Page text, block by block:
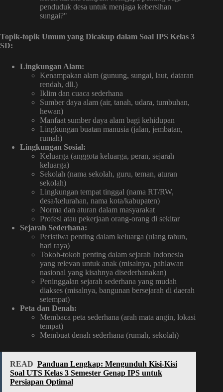
penduduk desa untuk menjaga kebersihan
sungai?"
Topik-topik Umum yang Dicakup dalam Soal IPS Kelas 3
SD:
Lingkungan Alam:
Kenampakan alam (gunung, sungai, laut, dataran
rendah, dll.)
Iklim dan cuaca sederhana
Sumber daya alam (air, tanah, udara, tumbuhan,
hewan)
Manfaat sumber daya alam bagi kehidupan
Lingkungan buatan manusia (jalan, jembatan,
rumah)
Lingkungan Sosial:
Keluarga (anggota keluarga, peran, sejarah
keluarga)
Sekolah (nama sekolah, guru, teman, aturan
sekolah)
Lingkungan tempat tinggal (nama RT/RW,
desa/kelurahan, nama kota/kabupaten)
Norma dan aturan dalam masyarakat
Profesi atau pekerjaan orang-orang di sekitar
Sejarah Sederhana:
Peristiwa penting dalam keluarga (ulang tahun,
hari raya)
Tokoh-tokoh penting dalam sejarah Indonesia
yang relevan untuk anak (misalnya, pahlawan
nasional yang kisahnya disederhanakan)
Peninggalan sejarah sederhana yang mudah
diakses (misalnya, bangunan bersejarah di daerah
setempat)
Peta dan Denah:
Membaca peta sederhana (arah mata angin, lokasi
tempat)
Membuat denah sederhana (rumah, sekolah)
READ Panduan Lengkap: Mengunduh Kisi-Kisi
Soal UTS Kelas 3 Semester Genap IPS untuk
Persiapan Optimal